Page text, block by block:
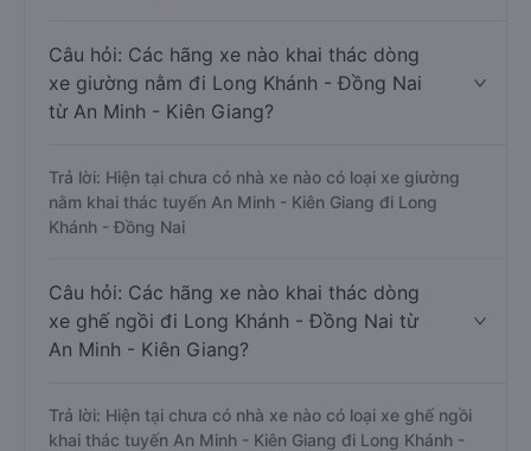
Câu hỏi: Các hãng xe nào khai thác dòng
xe giường nằm đi Long Khánh - Đồng Nai
từ An Minh - Kiên Giang?
Trả lời: Hiện tại chưa có nhà xe nào có loại xe giường
nằm khai thác tuyến An Minh - Kiên Giang đi Long
Khánh - Đồng Nai
Câu hỏi: Các hãng xe nào khai thác dòng
xe ghế ngồi đi Long Khánh - Đồng Nai từ
An Minh - Kiên Giang?
Trả lời: Hiện tại chưa có nhà xe nào có loại xe ghế ngồi
khai thác tuyến An Minh - Kiên Giang đi Long Khánh -